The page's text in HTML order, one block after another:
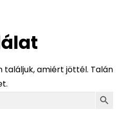
találjuk, amiért jöttél. Talán